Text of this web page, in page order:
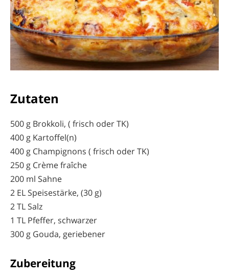
Zutaten
500 g Brokkoli, ( frisch oder TK)
400 g Kartoffel(n)
400 g Champignons ( frisch oder TK)
250 g Crème fraîche
200 ml Sahne
2 EL Speisestärke, (30 g)
2 TL Salz
1 TL Pfeffer, schwarzer
300 g Gouda, geriebener
Zubereitung